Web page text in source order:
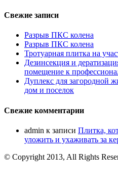
Свежие записи
Разрыв ПКС колена
Разрыв ПКС колена
Тротуарная плитка на
Дезинсекция и
помещение к
Дуплекс для загородной
дом и поселок
Свежие комментарии
admin к записи Плитка,
уложить и ухаживать за
© Copyright 2013, All Rights